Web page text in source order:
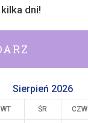
dni!
Sierpień 2026
WT ŚR CZW